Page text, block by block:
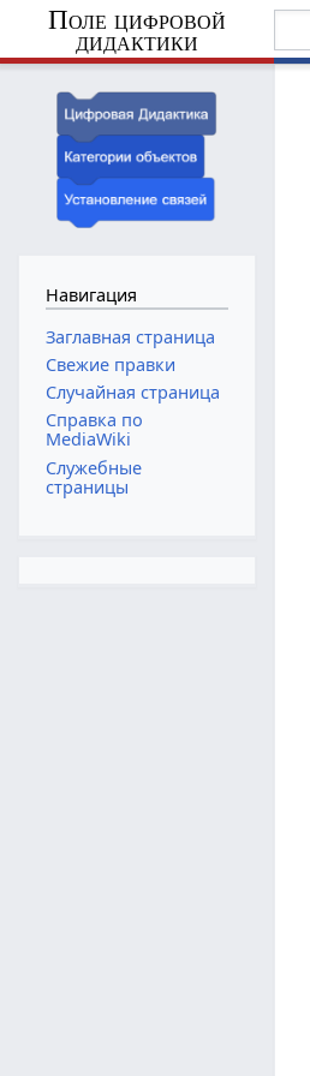
Поле цифровой
дидактики
Навигация
Заглавная страница
Свежие правки
Случайная страница
Справка по
MediaWiki
Служебные
страницы